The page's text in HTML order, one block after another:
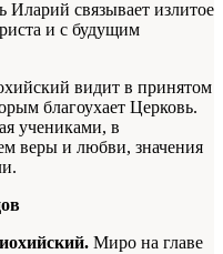
Иларий связывает излитое
и с будущим
видит в принятом
благоухает Церковь.
учениками, в
веры и любви, значения
Миро на главе